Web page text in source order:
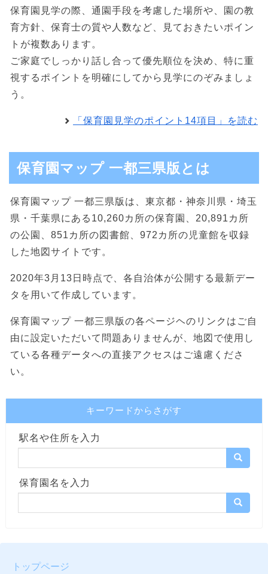
保育園見学の際、通園手段を考慮した場所や、園の教
育方針、保育士の質や人数など、見ておきたいポイン
トが複数あります。
ご家庭でしっかり話し合って優先順位を決め、特に重
視するポイントを明確にしてから見学にのぞみましょ
う。
「保育園見学のポイント14項目」を読む
保育園マップ 一都三県版とは
保育園マップ 一都三県版は、東京都・神奈川県・埼玉
県・千葉県にある10,260カ所の保育園、20,891カ所
の公園、851カ所の図書館、972カ所の児童館を収録
した地図サイトです。
2020年3月13日時点で、各自治体が公開する最新デー
タを用いて作成しています。
保育園マップ 一都三県版の各ページヘのリンクはご自
由に設定いただいて問題ありませんが、地図で使用し
ている各種データへの直接アクセスはご遠慮くださ
い。
キーワードからさがす
駅名や住所を入力
保育園名を入力
トップページ